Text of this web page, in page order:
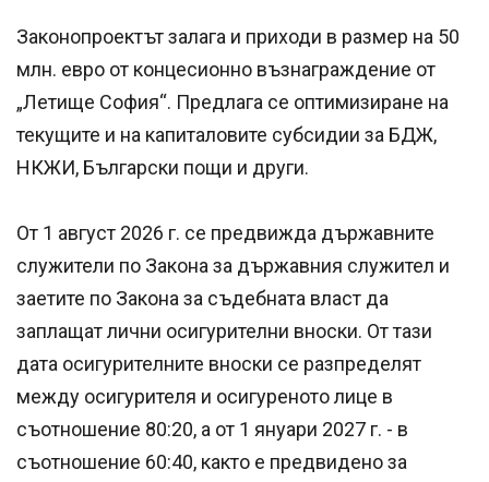
Законопроектът залага и приходи в размер на 50
млн. евро от концесионно възнаграждение от
„Летище София“. Предлага се оптимизиране на
текущите и на капиталовите субсидии за БДЖ,
НКЖИ, Български пощи и други.
От 1 август 2026 г. се предвижда държавните
служители по Закона за държавния служител и
заетите по Закона за съдебната власт да
заплащат лични осигурителни вноски. От тази
дата осигурителните вноски се разпределят
между осигурителя и осигуреното лице в
съотношение 80:20, а от 1 януари 2027 г. - в
съотношение 60:40, както е предвидено за